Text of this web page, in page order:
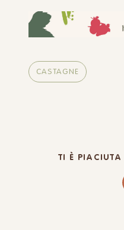
CASTAGNE
TI È PIACIUTA